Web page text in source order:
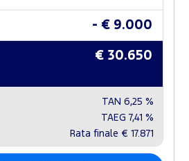
- € 9.000
€ 30.650
TAN 6,25 %
TAEG 7,41 %
Rata finale € 17.871